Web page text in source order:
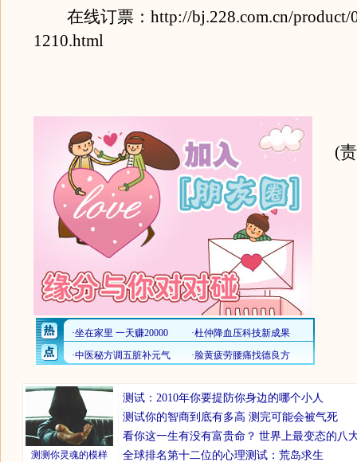
在线订票：http://bj.228.com.cn/product/
1210.html
(
测测你灵魂的模样
测试：2010年你要提防你身边的哪个小人
测试你的智商到底有多高 测完可能会被气死
看你这一生有没有富贵命？ 世界上最变态的八
全球排名第十二位的心理测试：荒岛求生